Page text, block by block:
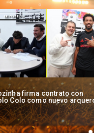
cae por penales ante
Juniors en Copa
DEPORTES